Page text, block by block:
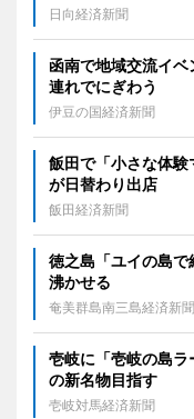
日向経済新聞
函南で地域交流イ
連れでにぎわう
伊豆の国経済新聞
飯田で「小さな体
が日替わり出店
飯田経済新聞
徳之島「ユイの島
沸かせる
奄美群島南三島経済新聞
壱岐に「壱岐の島
の新名物目指す
壱岐対馬経済新聞